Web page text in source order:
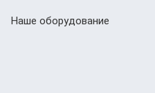
Наше оборудование